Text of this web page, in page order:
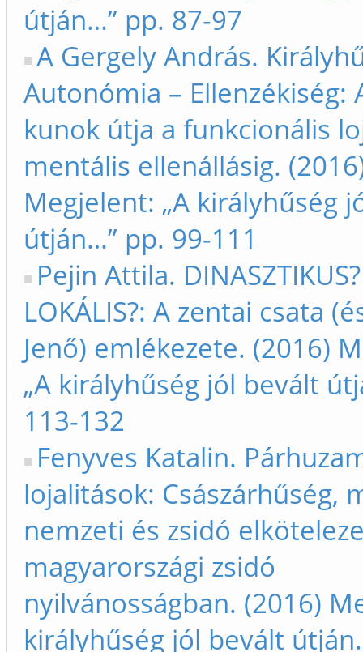
útján…” pp. 87-97
A Gergely András.
Autonómia – Ellenzékiség:
kunok útja a funkcionális
mentális ellenállásig.
Megjelent: „A királyhűség
útján…” pp. 99-111
Pejin Attila.
LOKÁLIS?: A zentai csata
Jenő) emlékezete. (2016)
„A királyhűség jól bevált
113-132
Fenyves Katalin.
lojalitások: Császárhűség,
nemzeti és zsidó
magyarországi zsidó
nyilvánosságban. (2016)
királyhűség jól bevált